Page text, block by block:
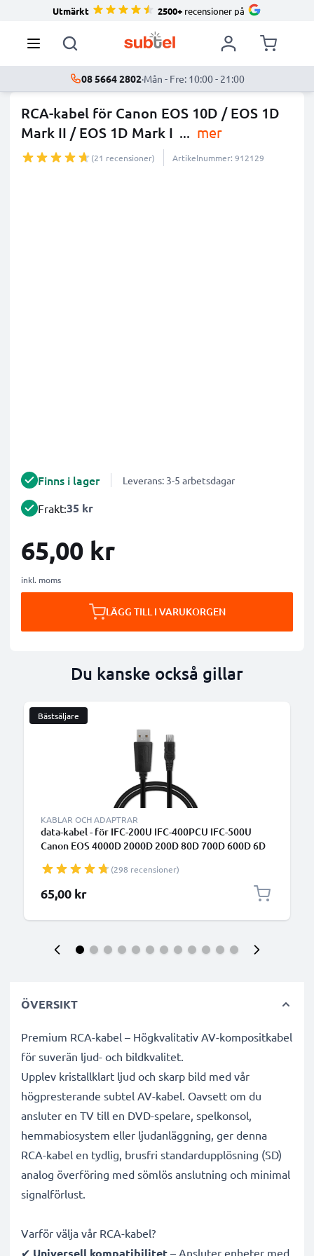
Utmärkt 2500+ recensioner på
08 5664 2802·Mån - Fre: 10:00 - 21:00
RCA-kabel för Canon EOS 10D / EOS 1D
Mark II / EOS 1D Mark I ... mer
(21 recensioner) Artikelnummer: 912129
Finns i lager Leverans: 3-5 arbetsdagar
Frakt:35 kr
65,00 kr
inkl. moms
LÄGG TILL I VARUKORGEN
Du kanske också gillar
Bästsäljare
KABLAR OCH ADAPTRAR
data-kabel - för IFC-200U IFC-400PCU IFC-500U
Canon EOS 4000D 2000D 200D 80D 700D 600D 6D
IXUS 185 kamera - 1m 1A PVC Datakabel svart
(298 recensioner)
65,00 kr
ÖVERSIKT
Premium RCA-kabel – Högkvalitativ AV-kompositkabel
för suverän ljud- och bildkvalitet.
Upplev kristallklart ljud och skarp bild med vår
högpresterande subtel AV-kabel. Oavsett om du
ansluter en TV till en DVD-spelare, spelkonsol,
hemmabiosystem eller ljudanläggning, ger denna
RCA-kabel en tydlig, brusfri standardupplösning (SD)
analog överföring med sömlös anslutning och minimal
signalförlust.
Varför välja vår RCA-kabel?
✔ Universell kompatibilitet – Ansluter enheter med